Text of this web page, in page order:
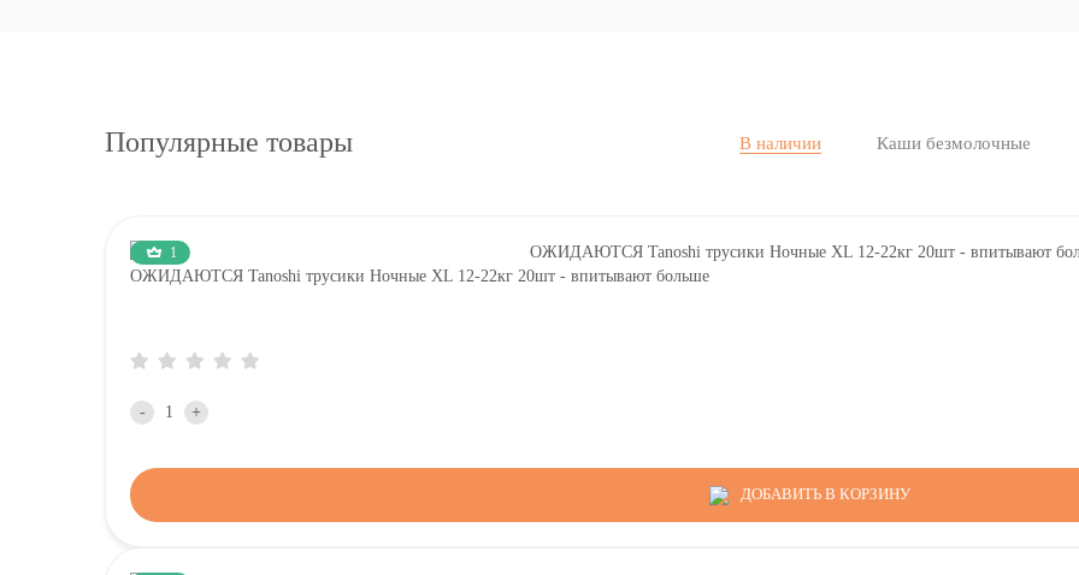
Популярные товары В наличии Каши безмолочные
1
ОЖИДАЮТСЯ Tanoshi трусики Ночные XL 12-22кг 20шт - впитывают больше
- +
ДОБАВИТЬ В КОРЗИНУ